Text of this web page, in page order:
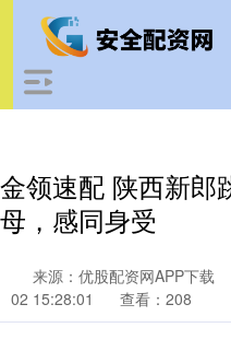
金领速配 陕西新郎
母，感同身受
来源：优股配资网APP下载
02 15:28:01
查看：208